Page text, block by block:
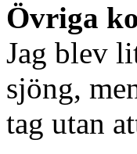
Övriga
Jag blev
sjöng,
tag utan